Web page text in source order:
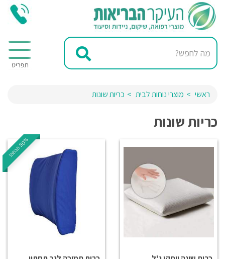
ראשי מוצרי נוחות לבית כריות שונות
כריות שונות
5
0
%
ה
נ
ח
ה
!